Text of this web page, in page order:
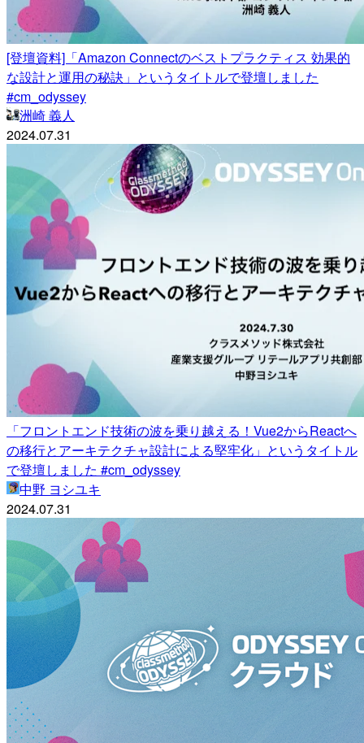
[登壇資料]「Amazon Connectのベストプラクティス 効果的
な設計と運用の秘訣」というタイトルで登壇しました
#cm_odyssey
洲崎 義人
2024.07.31
「フロントエンド技術の波を乗り越える！Vue2からReactへ
の移行とアーキテクチャ設計による堅牢化」というタイトル
で登壇しました #cm_odyssey
中野 ヨシユキ
2024.07.31